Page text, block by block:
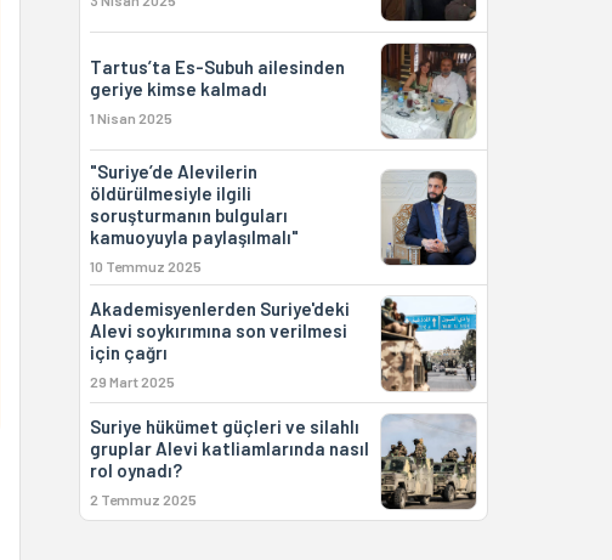
Tartus’ta Es-Subuh ailesinden
geriye kimse kalmadı
1 Nisan 2025
"Suriye’de Alevilerin
öldürülmesiyle ilgili
soruşturmanın bulguları
kamuoyuyla paylaşılmalı"
10 Temmuz 2025
Akademisyenlerden Suriye'deki
Alevi soykırımına son verilmesi
için çağrı
29 Mart 2025
Suriye hükümet güçleri ve silahlı
gruplar Alevi katliamlarında nasıl
rol oynadı?
2 Temmuz 2025